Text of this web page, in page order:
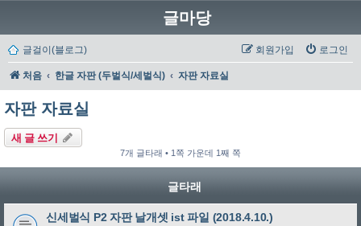
글마당
글걸이(블로그) 로그인
회원가입
처음 한글 자판 (두벌식/세벌식) 자판 자료실
자판 자료실
새 글 쓰기
7개 글타래 • 1쪽 가운데 1째 쪽
글타래
신세벌식 P2 자판 날개셋 ist 파일 (2018.4.10.)